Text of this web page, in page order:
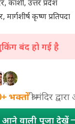
श्री बटुक भैरव मंदिर, काशी, उत्तर प्रदेश
कृष्ण प्रतिपदा
बंद हो गई है
भक्तोंश्री मंदिर
आने वाली पूजा देखें